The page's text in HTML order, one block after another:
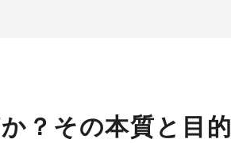
？その本質と目的